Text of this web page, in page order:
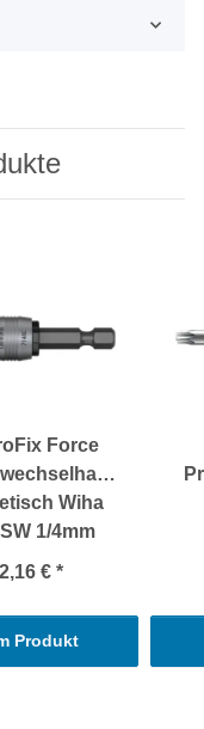
Force
Wiha
1/4mm
€ *
Produkt